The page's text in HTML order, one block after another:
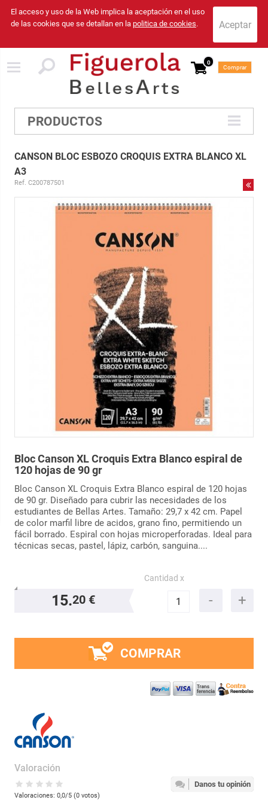
El acceso y uso de la Web implica la aceptación en el uso
de las cookies que se detallan en la politica de cookies.
0
Comprar
PRODUCTOS
CANSON BLOC ESBOZO CROQUIS EXTRA BLANCO XL
A3
Ref. C200787501
Bloc Canson XL Croquis Extra Blanco espiral de
120 hojas de 90 gr
Bloc Canson XL Croquis Extra Blanco espiral de 120 hojas
de 90 gr. Diseñado para cubrir las necesidades de los
estudiantes de Bellas Artes. Tamaño: 29,7 x 42 cm. Papel
de color marfil libre de acidos, grano fino, permitiendo un
fácil borrado. Espiral con hojas microperforadas. Ideal para
técnicas secas, pastel, lápiz, carbón, sanguina....
15.20 €
Cantidad x
COMPRAR
Danos tu opinión
Valoración
Valoraciones: 0,0/5 (0votos)